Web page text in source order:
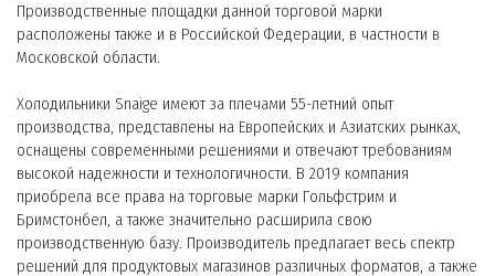
Производственные площадки данной торговой марки
расположены также и в Российской Федерации, в частности в
Московской области.
Холодильники Snaige имеют за плечами 55-летний опыт
производства, представлены на Европейских и Азиатских рынках,
оснащены современными решениями и отвечают требованиям
высокой надежности и технологичности. В 2019 компания
приобрела все права на торговые марки Гольфстрим и
Бримстонбел, а также значительно расширила свою
производственную базу. Производитель предлагает весь спектр
решений для продуктовых магазинов различных форматов, а также